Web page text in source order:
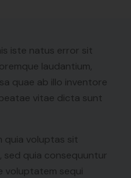
iste natus error sit
laudantium,
quae ab illo inventore
vitae dicta sunt
quia voluptas sit
quia consequuntur
voluptatem sequi